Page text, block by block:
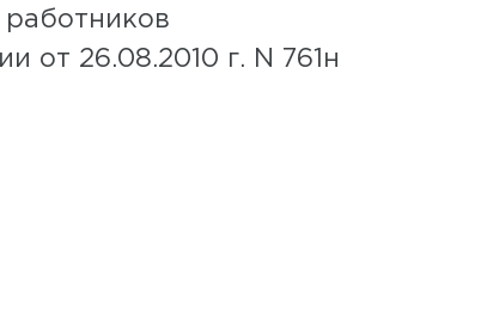
от 26.08.2010 г. N 761н